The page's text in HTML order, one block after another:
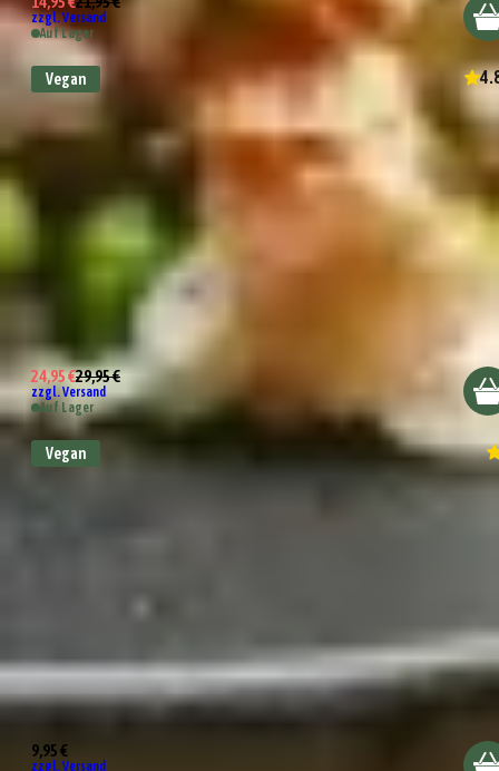
zzgl. Versand
Auf Lager
Vegan
Wundertüte Herrenhandtasche
24,95 €29,95 €
zzgl. Versand
Auf Lager
Vegan
9,95 €
zzgl. Versand